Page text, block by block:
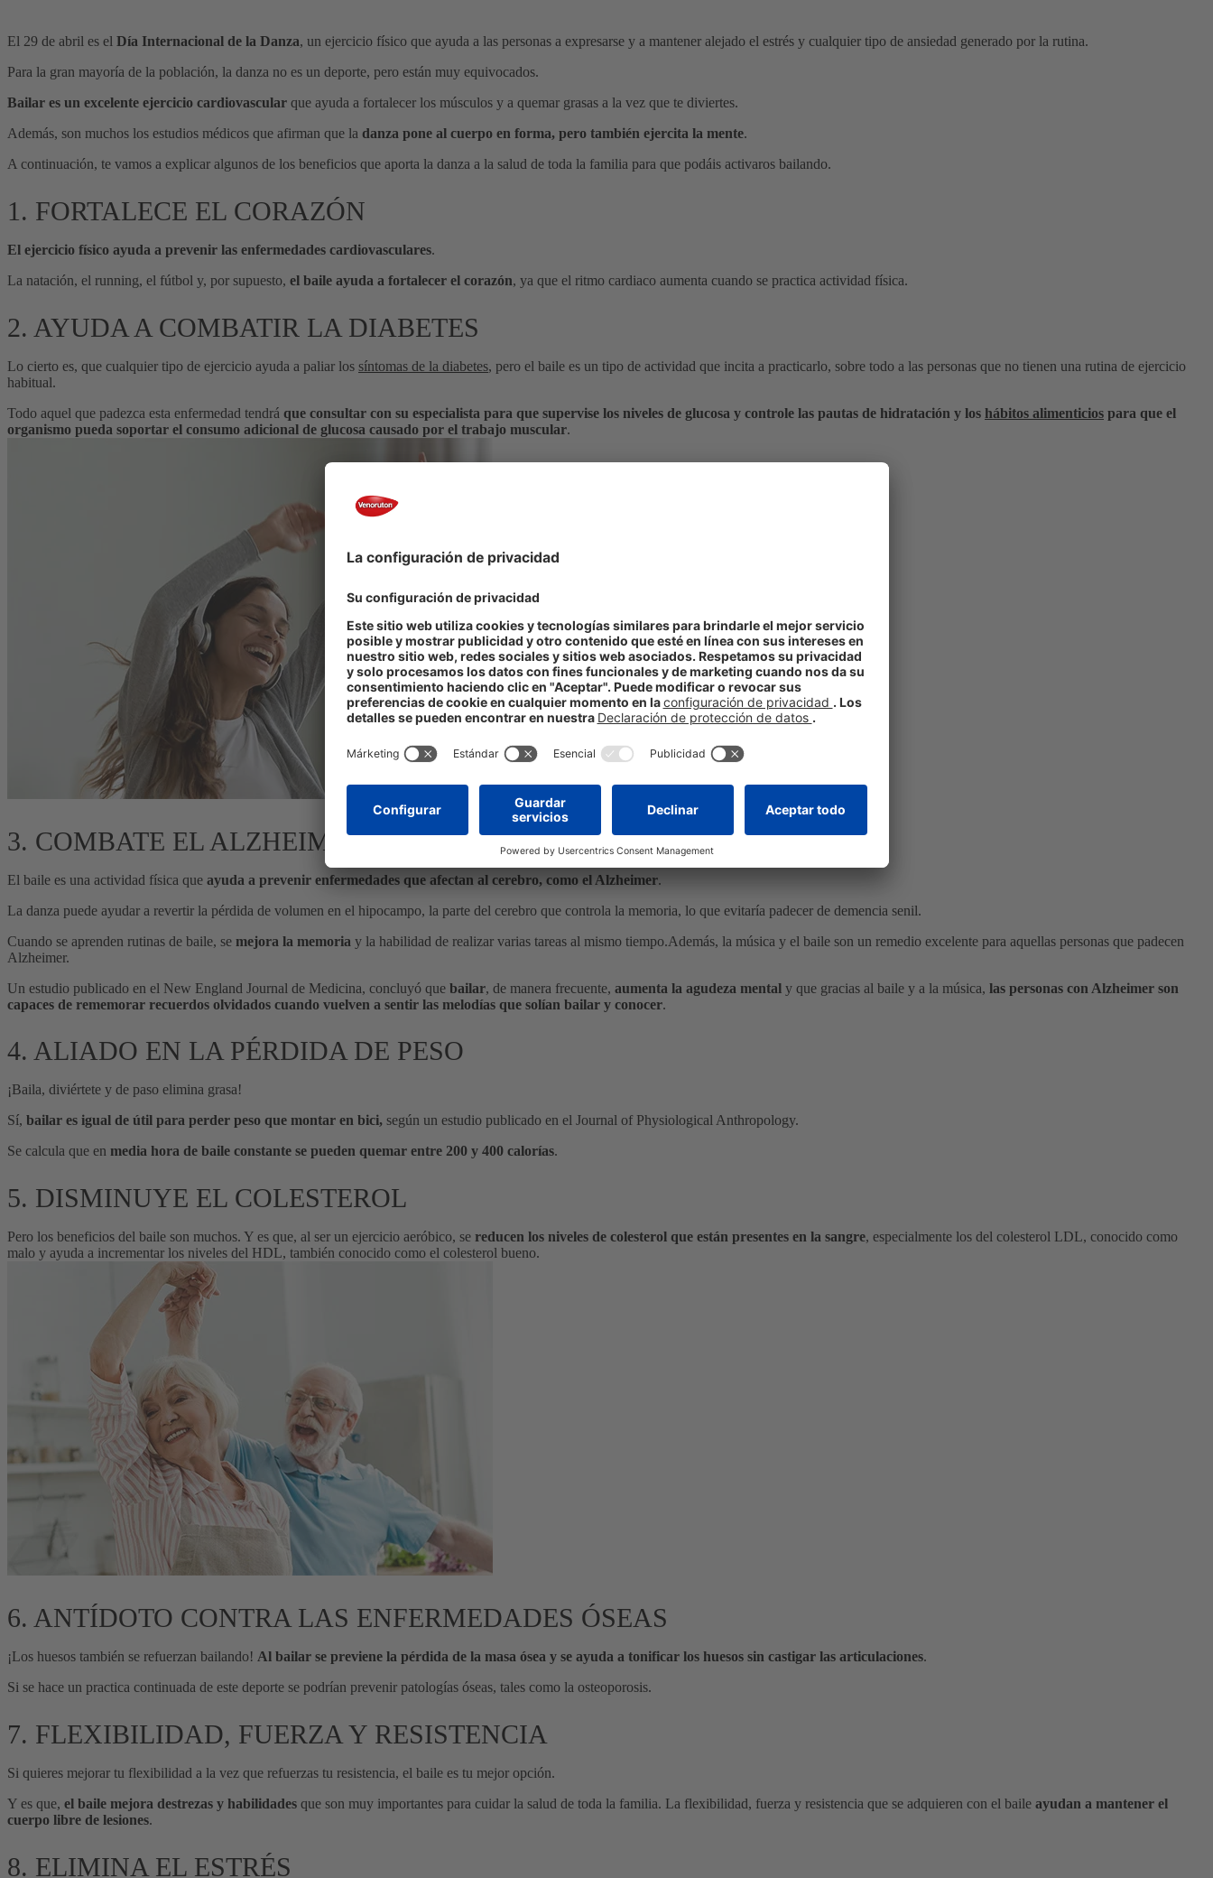
El 29 de abril es el Día Internacional de la Danza, un ejercicio físico que ayuda a las personas a expresarse y a mantener alejado el estrés y cualquier tipo de ansiedad generado por la rutina.
Para la gran mayoría de la población, la danza no es un deporte, pero están muy equivocados.
Bailar es un excelente ejercicio cardiovascular que ayuda a fortalecer los músculos y a quemar grasas a la vez que te diviertes.
Además, son muchos los estudios médicos que afirman que la danza pone al cuerpo en forma, pero también ejercita la mente.
A continuación, te vamos a explicar algunos de los beneficios que aporta la danza a la salud de toda la familia para que podáis activaros bailando.
1. FORTALECE EL CORAZÓN
El ejercicio físico ayuda a prevenir las enfermedades cardiovasculares.
La natación, el running, el fútbol y, por supuesto, el baile ayuda a fortalecer el corazón, ya que el ritmo cardiaco aumenta cuando se practica actividad física.
2. AYUDA A COMBATIR LA DIABETES
Lo cierto es, que cualquier tipo de ejercicio ayuda a paliar los síntomas de la diabetes, pero el baile es un tipo de actividad que incita a practicarlo, sobre todo a las personas que no tienen una rutina de ejercicio
habitual.
Todo aquel que padezca esta enfermedad tendrá que consultar con su especialista para que supervise los niveles de glucosa y controle las pautas de hidratación y los hábitos alimenticios para que el
organismo pueda soportar el consumo adicional de glucosa causado por el trabajo muscular.
3. COMBATE EL ALZHEIMER Y AYUDA A LA MEMORIA
El baile es una actividad física que ayuda a prevenir enfermedades que afectan al cerebro, como el Alzheimer.
La danza puede ayudar a revertir la pérdida de volumen en el hipocampo, la parte del cerebro que controla la memoria, lo que evitaría padecer de demencia senil.
Cuando se aprenden rutinas de baile, se mejora la memoria y la habilidad de realizar varias tareas al mismo tiempo.Además, la música y el baile son un remedio excelente para aquellas personas que padecen
Alzheimer.
Un estudio publicado en el New England Journal de Medicina, concluyó que bailar, de manera frecuente, aumenta la agudeza mental y que gracias al baile y a la música, las personas con Alzheimer son
capaces de rememorar recuerdos olvidados cuando vuelven a sentir las melodías que solían bailar y conocer.
4. ALIADO EN LA PÉRDIDA DE PESO
¡Baila, diviértete y de paso elimina grasa!
Sí, bailar es igual de útil para perder peso que montar en bici, según un estudio publicado en el Journal of Physiological Anthropology.
Se calcula que en media hora de baile constante se pueden quemar entre 200 y 400 calorías.
5. DISMINUYE EL COLESTEROL
Pero los beneficios del baile son muchos. Y es que, al ser un ejercicio aeróbico, se reducen los niveles de colesterol que están presentes en la sangre, especialmente los del colesterol LDL, conocido como
malo y ayuda a incrementar los niveles del HDL, también conocido como el colesterol bueno.
6. ANTÍDOTO CONTRA LAS ENFERMEDADES ÓSEAS
¡Los huesos también se refuerzan bailando! Al bailar se previene la pérdida de la masa ósea y se ayuda a tonificar los huesos sin castigar las articulaciones.
Si se hace un practica continuada de este deporte se podrían prevenir patologías óseas, tales como la osteoporosis.
7. FLEXIBILIDAD, FUERZA Y RESISTENCIA
Si quieres mejorar tu flexibilidad a la vez que refuerzas tu resistencia, el baile es tu mejor opción.
Y es que, el baile mejora destrezas y habilidades que son muy importantes para cuidar la salud de toda la familia. La flexibilidad, fuerza y resistencia que se adquieren con el baile ayudan a mantener el
cuerpo libre de lesiones.
8. ELIMINA EL ESTRÉS